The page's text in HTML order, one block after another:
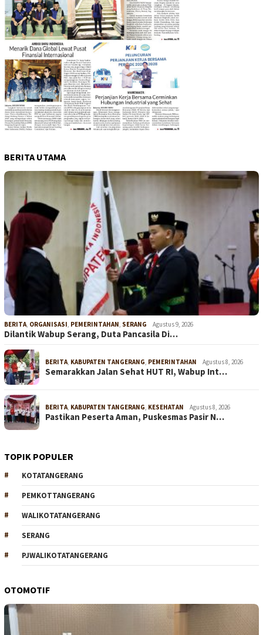
BERITA UTAMA
BERITA, ORGANISASI, PEMERINTAHAN, SERANG Agustus 9, 2026
Dilantik Wabup Serang, Duta Pancasila Di…
BERITA, KABUPATEN TANGERANG, PEMERINTAHAN Agustus 8, 2026
Semarakkan Jalan Sehat HUT RI, Wabup Int…
BERITA, KABUPATEN TANGERANG, KESEHATAN Agustus 8, 2026
Pastikan Peserta Aman, Puskesmas Pasir N…
TOPIK POPULER
KOTATANGERANG
PEMKOTTANGERANG
WALIKOTATANGERANG
SERANG
PJWALIKOTATANGERANG
OTOMOTIF